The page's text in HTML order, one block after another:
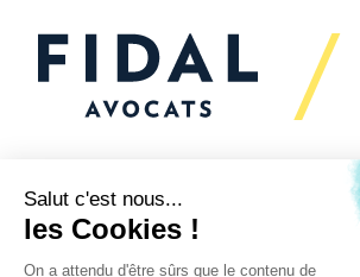
Vous souhaitez
avec nous ?
Nous sommes